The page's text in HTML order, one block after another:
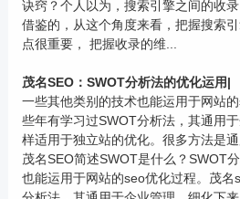
诀窍？个人以为，搜索引擎之间的收
借鉴的，从这个角度来看，把握搜索
点很重要， 把握收录的维...
茂名SEO：SWOT分析法的优化运用|
一些其他类别的技术也能运用于网站
些年有学习过SWOT分析法，其通用
样适用于独立站的优化。很多方法是
茂名SEO简述SWOT是什么？SWOT
也能运用于网站的seo优化过程。茂